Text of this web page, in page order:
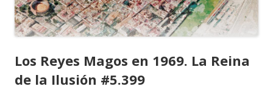
Los Reyes Magos en 1969. La Reina
de la Ilusión #5.399